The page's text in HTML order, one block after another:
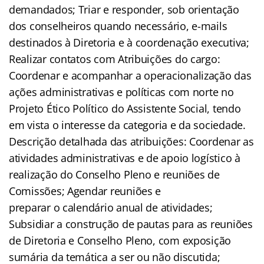
demandados; Triar e responder, sob orientação
dos conselheiros quando necessário, e-mails
destinados à Diretoria e à coordenação executiva;
Realizar contatos com Atribuições do cargo:
Coordenar e acompanhar a operacionalização das
ações administrativas e políticas com norte no
Projeto Ético Político do Assistente Social, tendo
em vista o interesse da categoria e da sociedade.
Descrição detalhada das atribuições: Coordenar as
atividades administrativas e de apoio logístico à
realização do Conselho Pleno e reuniões de
Comissões; Agendar reuniões e
preparar o calendário anual de atividades;
Subsidiar a construção de pautas para as reuniões
de Diretoria e Conselho Pleno, com exposição
sumária da temática a ser ou não discutida;